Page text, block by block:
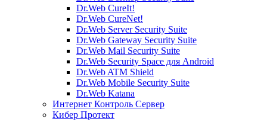
Dr.Web CureIt!
Dr.Web CureNet!
Dr.Web Server Security Suite
Dr.Web Gateway Security Suite
Dr.Web Mail Security Suite
Dr.Web Security Space для Android
Dr.Web ATM Shield
Dr.Web Mobile Security Suite
Dr.Web Katana
Интернет Контроль Сервер
Кибер Протект